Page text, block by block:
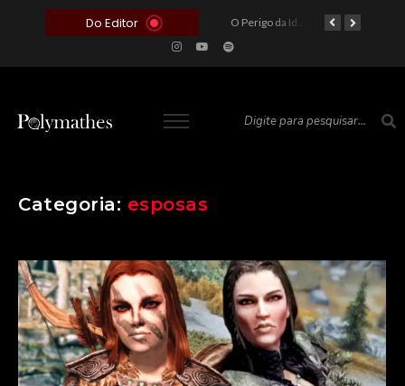
Do Editor
O Voto como Moeda: Clientelismo e o Analfabetismo Funcional Político no Brasil O Perigo da Ideologia Desenfreada na Justiça: Quando a Pauta Política Substitui a Pena Criminal
Categoria: esposas